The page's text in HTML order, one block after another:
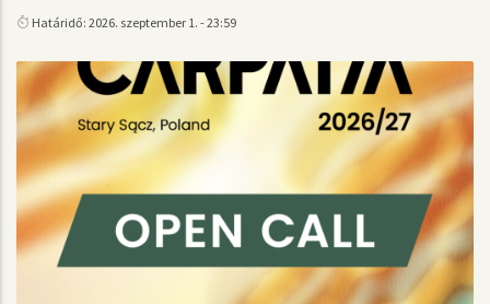
Határidő: 2026. szeptember 1. - 23:59